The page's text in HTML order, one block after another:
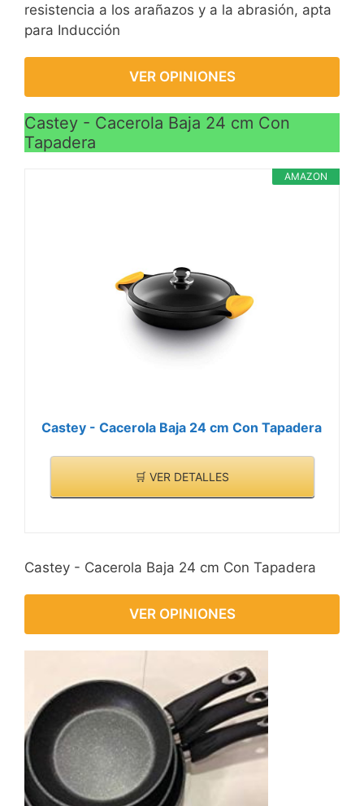
resistencia a los arañazos y a la abrasión, apta
para Inducción
VER OPINIONES
Castey - Cacerola Baja 24 cm Con
Tapadera
AMAZON
Castey - Cacerola Baja 24 cm Con Tapadera
🛒 VER DETALLES
Castey - Cacerola Baja 24 cm Con Tapadera
VER OPINIONES